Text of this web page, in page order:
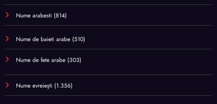
Nume arabesti (814)
Nume de baieti arabe (510)
Nume de fete arabe (303)
Nume evreiești (1.356)